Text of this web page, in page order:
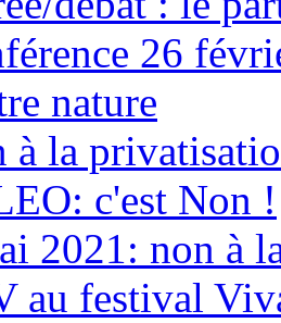
26
nature
à la
c'est Non !
2021: non à
au festival